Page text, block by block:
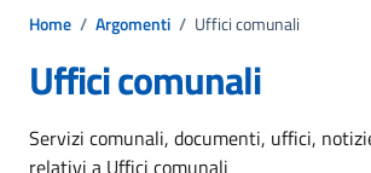
Home / Argomenti / Uffici comunali
Uffici comunali
Dettagli
Servizi comunali, documenti, uffici,
relativi a Uffici comunali